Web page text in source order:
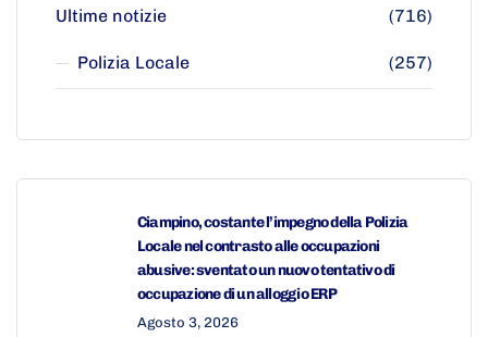
Ultime notizie (716)
Polizia Locale (257)
Ciampino, costante l’impegno della Polizia
Locale nel contrasto alle occupazioni
abusive: sventato un nuovo tentativo di
occupazione di un alloggio ERP
Agosto 3, 2026